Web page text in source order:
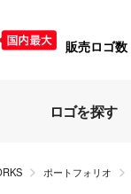
販売ロゴ数
ロゴを探す
ポートフォリオ